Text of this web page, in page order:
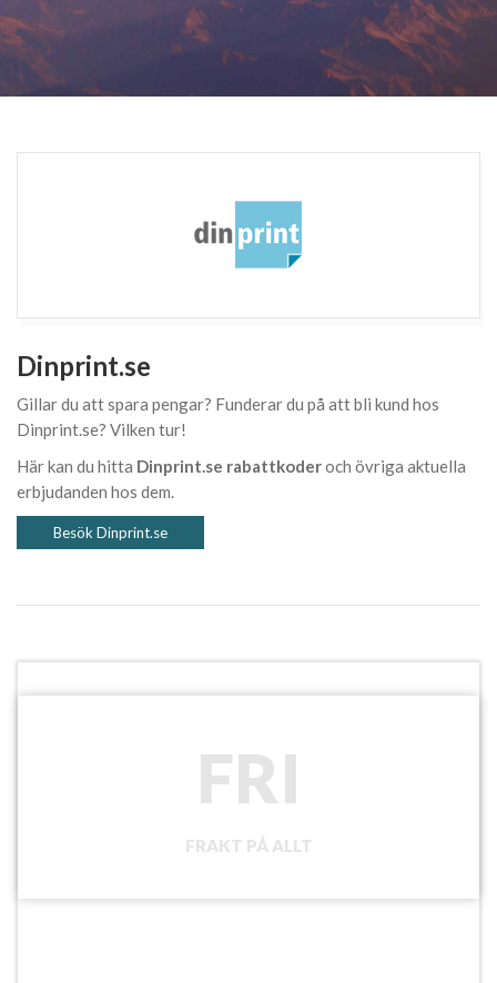
Dinprint.se
Gillar du att spara pengar? Funderar du på att bli kund hos
Dinprint.se? Vilken tur!
Här kan du hitta Dinprint.se rabattkoderoch övriga aktuella
erbjudanden hos dem.
Besök Dinprint.se
FRI
FRAKT PÅ ALLT